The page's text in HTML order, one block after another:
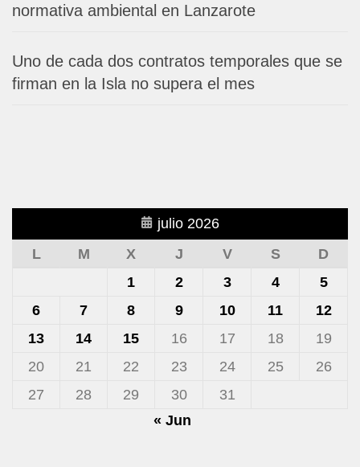
normativa ambiental en Lanzarote
Uno de cada dos contratos temporales que se
firman en la Isla no supera el mes
julio 2026
L
M X J V S
D
1
2 3 4
5
6
7 8 9 10 11
12
13
14 15 16 17 18
19
20
21 22 23 24 25
26
27
28 29 30
31
« Jun